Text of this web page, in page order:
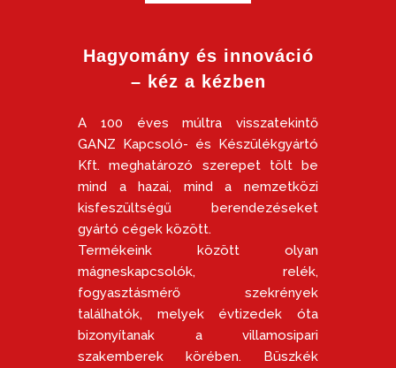
Hagyomány és innováció
– kéz a kézben
A 100 éves múltra visszatekintő
GANZ Kapcsoló- és Készülékgyártó
Kft. meghatározó szerepet tölt be
mind a hazai, mind a nemzetközi
kisfeszültségű berendezéseket
gyártó cégek között.
Termékeink között olyan
mágneskapcsolók, relék,
fogyasztásmérő szekrények
találhatók, melyek évtizedek óta
bizonyítanak a villamosipari
szakemberek körében. Büszkék